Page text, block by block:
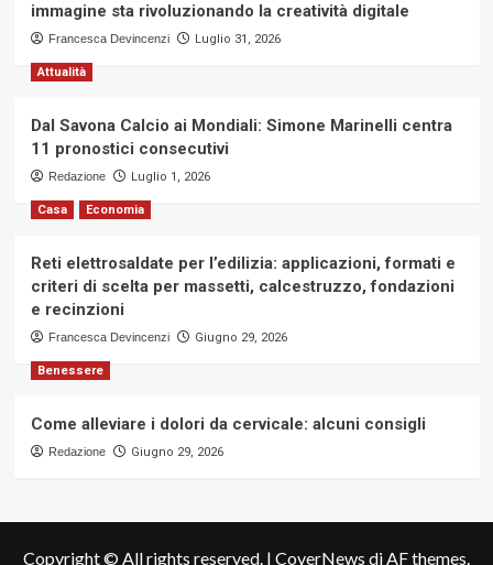
immagine sta rivoluzionando la creatività digitale
Francesca Devincenzi Luglio 31, 2026
Attualità
Dal Savona Calcio ai Mondiali: Simone Marinelli centra
11 pronostici consecutivi
Redazione Luglio 1, 2026
Casa Economia
Reti elettrosaldate per l’edilizia: applicazioni, formati e
criteri di scelta per massetti, calcestruzzo, fondazioni
e recinzioni
Francesca Devincenzi Giugno 29, 2026
Benessere
Come alleviare i dolori da cervicale: alcuni consigli
Redazione Giugno 29, 2026
Copyright © All rights reserved. | CoverNews di AF themes.